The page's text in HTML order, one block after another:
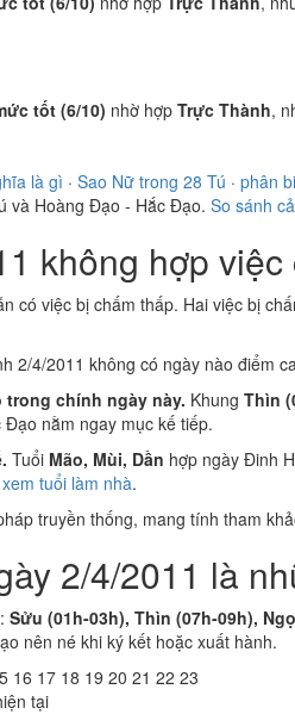
tốt (6/10) nhờ hợp Trực Thành,
là gì · Sao Nữ trong 28 Tú · phân
và Hoàng Đạo - Hắc Đạo. So sánh
không hợp
có việc bị chấm thấp. Hai việc bị
2/4/2011 không có ngày nào điểm
chính ngày này. Khung Thìn
nằm ngay mục kế tiếp.
Tuổi Mão, Mùi, Dần hợp ngày Đinh
tuổi làm nhà.
truyền thống, mang tính tham
2/4/2011 là
: Sửu (01h-03h), Thìn (07h-09h),
nên né khi ký kết hoặc xuất hành.
16 17 18 19 20 21 22 23
tại